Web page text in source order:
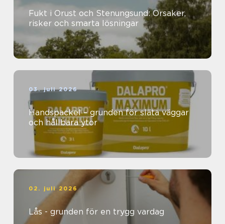
Fukt i Orust och Stenungsund: Orsaker,
risker och smarta lösningar
03. juli 2026
Handspackel – grunden för släta väggar
och hållbara ytor
02. juli 2026
Lås - grunden för en trygg vardag